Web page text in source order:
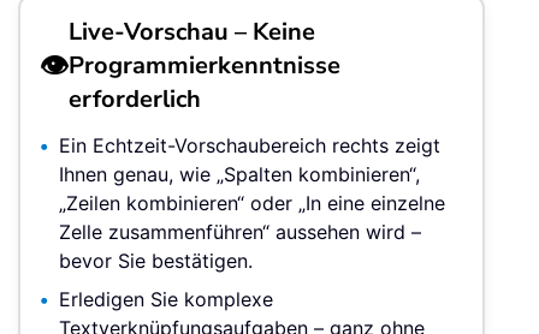
👁️
Live-Vorschau – Keine
Programmierkenntnisse
erforderlich
Ein Echtzeit-Vorschaubereich rechts zeigt
Ihnen genau, wie „Spalten kombinieren“,
„Zeilen kombinieren“ oder „In eine einzelne
Zelle zusammenführen“ aussehen wird –
bevor Sie bestätigen.
Erledigen Sie komplexe
Textverknüpfungsaufgaben – ganz ohne